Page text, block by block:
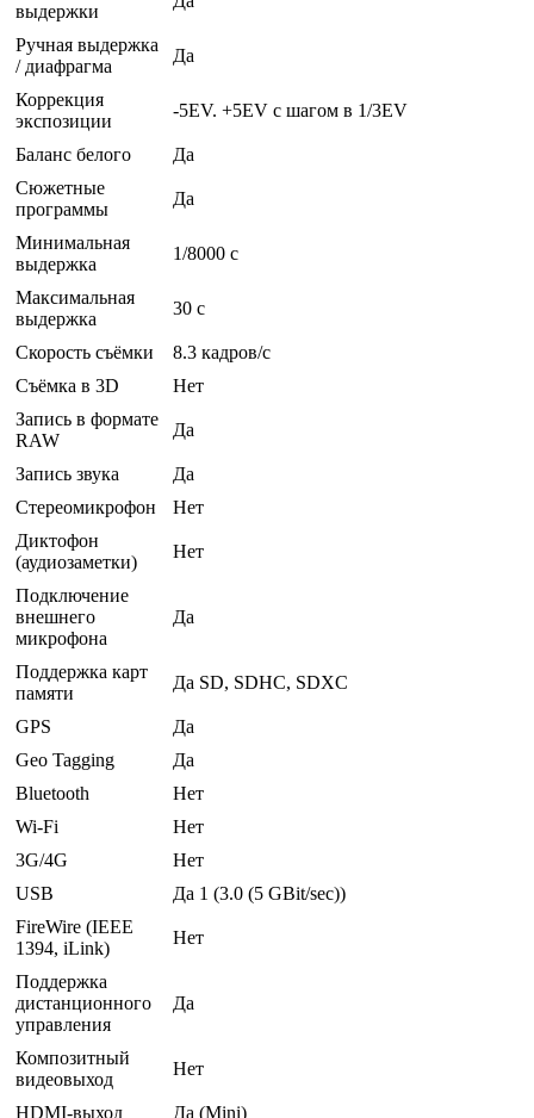
выдержки
Ручная выдержка
/ диафрагма
Да
Коррекция
экспозиции
-5EV. +5EV с шагом в 1/3EV
Баланс белого
Да
Сюжетные
программы
Да
Минимальная
выдержка
1/8000 c
Максимальная
выдержка
30 c
Скорость съёмки
8.3 кадров/с
Съёмка в 3D
Нет
Запись в формате
RAW
Да
Запись звука
Да
Стереомикрофон
Нет
Диктофон
(аудиозаметки)
Нет
Подключение
внешнего
микрофона
Да
Поддержка карт
памяти
Да SD, SDHC, SDXC
GPS
Да
Geo Tagging
Да
Bluetooth
Нет
Wi-Fi
Нет
3G/4G
Нет
USB
Да 1 (3.0 (5 GBit/sec))
FireWire (IEEE
1394, iLink)
Нет
Поддержка
дистанционного
управления
Да
Композитный
видеовыход
Нет
HDMI-выход
Да (Mini)